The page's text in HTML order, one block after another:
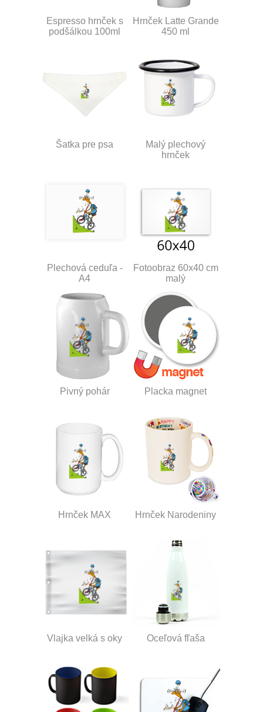
Espresso hrnček s
podšálkou 100ml
Hrnček Latte Grande
450 ml
Šatka pre psa
Malý plechový
hrnček
Plechová ceduľa -
A4
Fotoobraz 60x40 cm
malý
Pivný pohár Placka magnet
Hrnček MAX Hrnček Narodeniny
Vlajka velká s oky Oceľová fľaša